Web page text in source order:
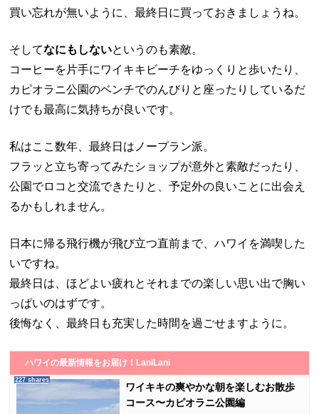
買い忘れが無いように、最終日に買っておきましょうね。
そしてなにもしないというのも素敵。
コーヒーを片手にワイキキビーチをゆっくりと歩いたり、
カピオラニ公園のベンチでのんびりと座ったりしているだ
けでも最高に気持ちが良いです。
私はここ数年、最終日はノープラン派。
フラッと立ち寄ってみたショップが意外と素敵だったり、
公園でロコと交流できたりと、予定外の良いことに出会え
るかもしれません。
日本に帰る飛行機が飛び立つ直前まで、ハワイを満喫した
いですね。
最終日は、ほどよい疲れとそれまでの楽しい思い出で胸い
っぱいのはずです。
後悔なく、最終日も充実した時間を過ごせますように。
ハワイの最新情報をお届け！LaniLani
227 shares
ワイキキの爽やかな朝を楽しむお散歩
コース〜カピオラニ公園編